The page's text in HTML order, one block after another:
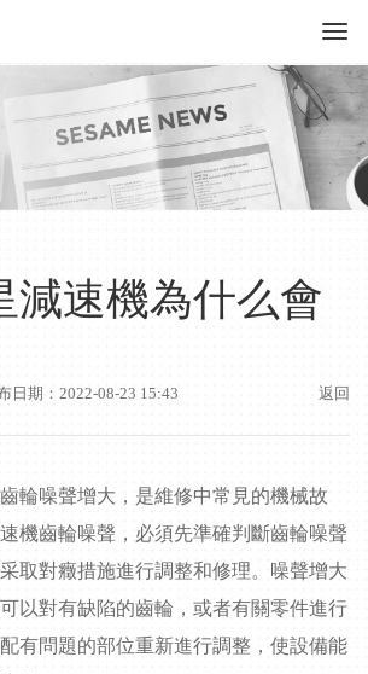
減速機為什么會
日期：2022-08-23 15:43 返回
輪噪聲增大，是維修中常見的機械故
機齒輪噪聲，必須先準確判斷齒輪噪聲
取對癥措施進行調整和修理。噪聲增大
以對有缺陷的齒輪，或者有關零件進行
有問題的部位重新進行調整，使設備能